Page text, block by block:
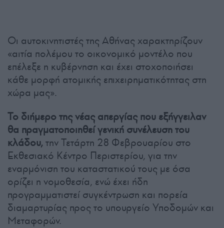
Οι αυτοκινητιστές της Αθήνας χαρακτηρίζουν
«αιτία πολέμου το οικονομικό μοντέλο που
επέλεξε η κυβέρνηση και έχει στοχοποιήσει
κάθε μορφή ατομικής επιχειρηματικότητας στη
χώρα μας».
Το διήμερο της νέας απεργίας που εξήγγειλαν
θα πραγματοποιηθεί γενική συνέλευση του
κλάδου,την Τετάρτη 28 Φεβρουαρίου στο
Εκθεσιακό Κέντρο Περιστερίου, για την
εναρμόνιση του καταστατικού τους με όσα
ορίζει η νομοθεσία, ενώ έχει ήδη
προγραμματιστεί συγκέντρωση και πορεία
διαμαρτυρίας προς το υπουργείο Υποδομών και
Μεταφορών.